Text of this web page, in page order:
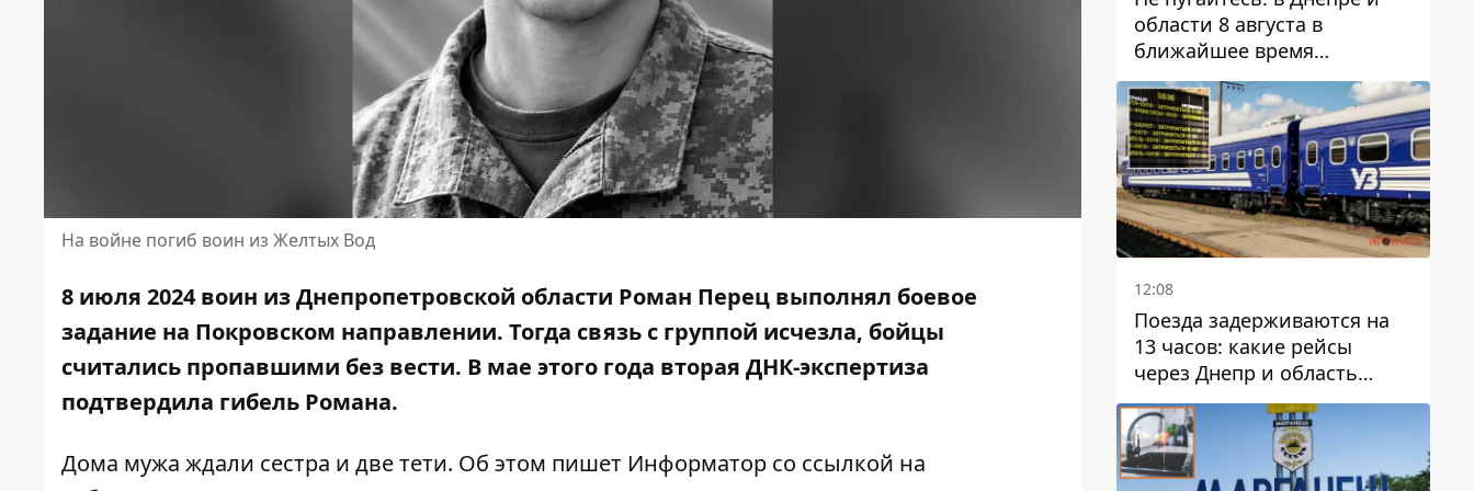
На войне погиб воин из Желтых Вод
8 июля 2024 воин из Днепропетровской области Роман Перец выполнял боевое
задание на Покровском направлении. Тогда связь с группой исчезла, бойцы
считались пропавшими без вести. В мае этого года вторая ДНК-экспертиза
подтвердила гибель Романа.
Дома мужа ждали сестра и две тети. Об этом пишет Информатор со ссылкой на
области 8 августа в
ближайшее время
ожидается гроза
12:08
Поезда задерживаются на
13 часов: какие рейсы
через Днепр и область
выбились из графика